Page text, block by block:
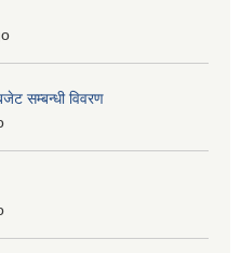
सम्बन्धी विवरण